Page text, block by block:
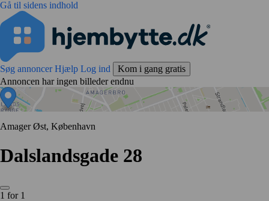
Gå til sidens indhold
Søg annoncerHjælp Log ind
Kom i gang gratis
Annoncen har ingen billeder endnu
Amager Øst, København
Dalslandsgade 28
1 for 1